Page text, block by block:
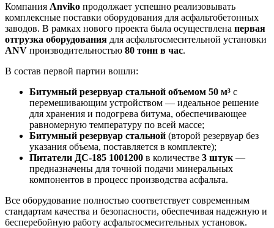
Компания Anviko продолжает успешно реализовывать
комплексные поставки оборудования для асфальтобетонных
заводов. В рамках нового проекта была осуществлена первая
отгрузка оборудования для асфальтосмесительной установки
ANV производительностью 80 тонн в час.
В состав первой партии вошли:
Битумный резервуар стальной объемом 50 м³ с
перемешивающим устройством — идеальное решение
для хранения и подогрева битума, обеспечивающее
равномерную температуру по всей массе;
Битумный резервуар стальной (второй резервуар без
указания объема, поставляется в комплекте);
Питатели ДС-185 1001200 в количестве 3 штук —
предназначены для точной подачи минеральных
компонентов в процесс производства асфальта.
Все оборудование полностью соответствует современным
стандартам качества и безопасности, обеспечивая надежную и
бесперебойную работу асфальтосмесительных установок.